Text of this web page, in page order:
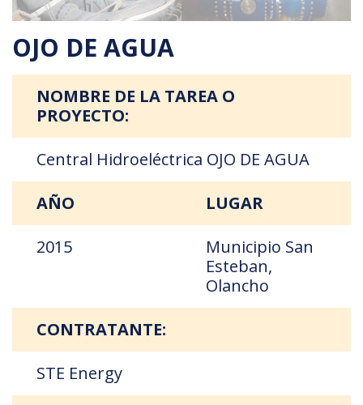
OJO DE AGUA
NOMBRE DE LA TAREA O
PROYECTO:
Central Hidroeléctrica OJO DE AGUA
AÑO
2015
LUGAR
Municipio San
Esteban,
Olancho
CONTRATANTE:
STE Energy